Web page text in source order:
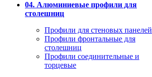
04. Алюминиевые профили для
столешниц
Профили для стеновых панелей
Профили фронтальные для
столешниц
Профили соединительные и
торцевые